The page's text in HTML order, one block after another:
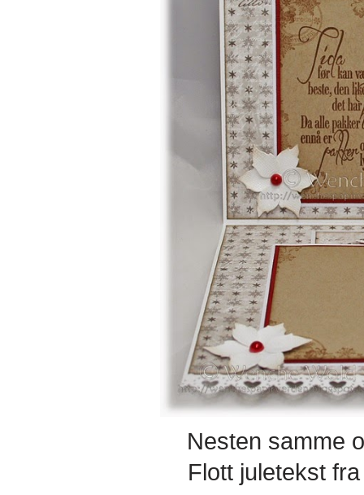
Nesten samme
Flott juletekst